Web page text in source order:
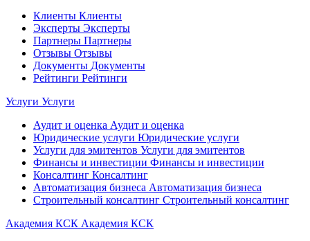
Клиенты Клиенты
Эксперты Эксперты
Партнеры Партнеры
Отзывы Отзывы
Документы Документы
Рейтинги Рейтинги
Услуги Услуги
Аудит и оценка Аудит и оценка
Юридические услуги Юридические услуги
Услуги для эмитентов Услуги для эмитентов
Финансы и инвестиции Финансы и инвестиции
Консалтинг Консалтинг
Автоматизация бизнеса Автоматизация бизнеса
Строительный консалтинг Строительный консалтинг
Академия КСК Академия КСК